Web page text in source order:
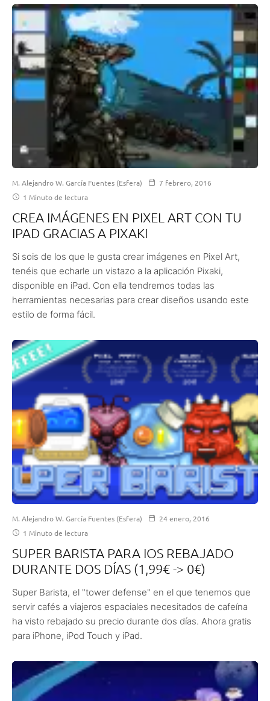
M. Alejandro W. García Fuentes (Esfera)
7 febrero, 2016
1 Minuto de lectura
CREA IMÁGENES EN PIXEL ART CON TU
IPAD GRACIAS A PIXAKI
Si sois de los que le gusta crear imágenes en Pixel Art,
tenéis que echarle un vistazo a la aplicación Pixaki,
disponible en iPad. Con ella tendremos todas las
herramientas necesarias para crear diseños usando este
estilo de forma fácil.
M. Alejandro W. García Fuentes (Esfera)
24 enero, 2016
1 Minuto de lectura
SUPER BARISTA PARA IOS REBAJADO
DURANTE DOS DÍAS (1,99€ -> 0€)
Super Barista, el "tower defense" en el que tenemos que
servir cafés a viajeros espaciales necesitados de cafeína
ha visto rebajado su precio durante dos días. Ahora gratis
para iPhone, iPod Touch y iPad.